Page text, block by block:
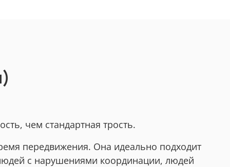
чем стандартная трость.
передвижения. Она идеально подходит
с нарушениями координации, людей